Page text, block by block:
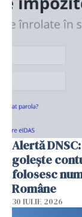
Alertă
golește
folosesc
Române
30 IULIE 2026